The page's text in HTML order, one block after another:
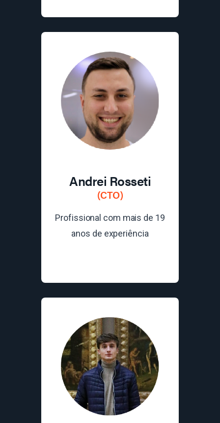
Andrei Rosseti
(CTO)
Profissional com mais de 19
anos de experiência